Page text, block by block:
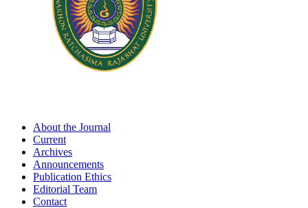
About the Journal
Current
Archives
Announcements
Publication Ethics
Editorial Team
Contact